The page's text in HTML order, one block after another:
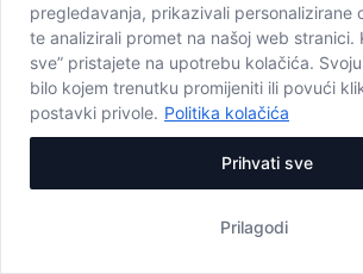
pregledavanja, prikazivali personalizirane
te analizirali promet na našoj web stranici.
sve” pristajete na upotrebu kolačića.
bilo kojem trenutku promijeniti ili povući
postavki privole. Politika kolačića
Prilagodi
Prihvati sve